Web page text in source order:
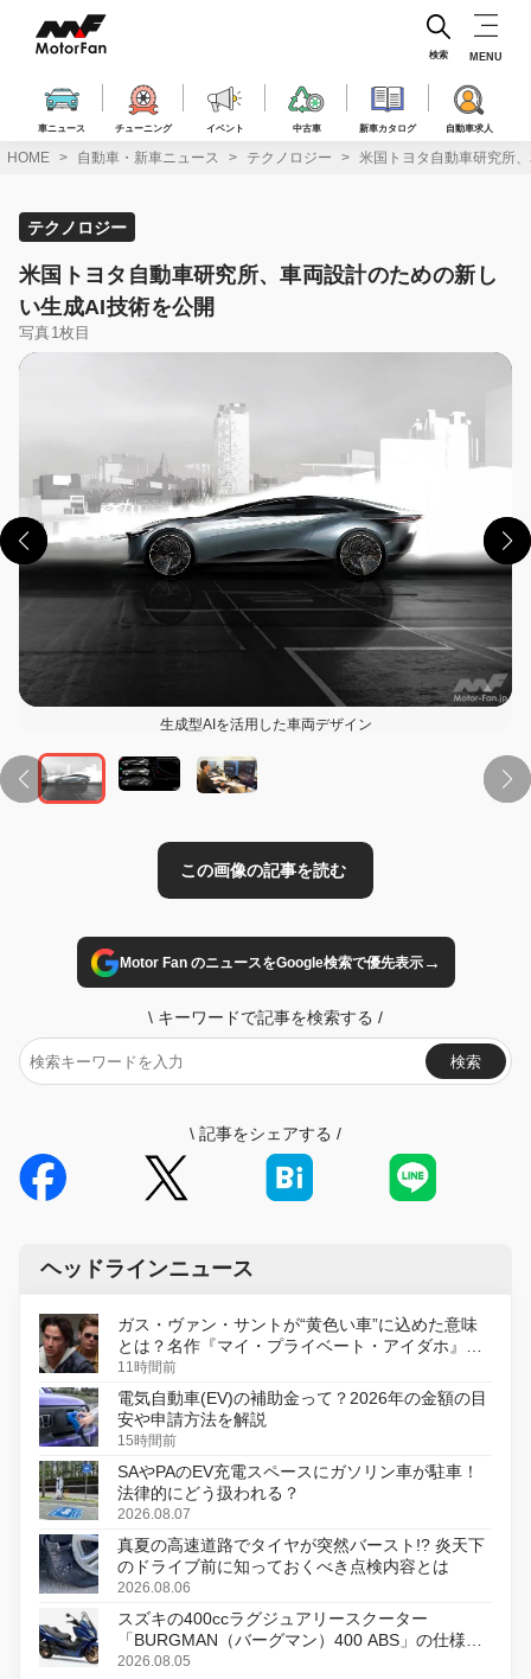
ス
車ニュース チューニング イベント 中古車 新車カタログ 自動車求人
検索 MENU
HOME 自動車・新車ニュース テクノロジー 米国トヨタ自動車研究所
テクノロジー
米国トヨタ自動車研究所、車両設計のための新し
い生成AI技術を公開
写真1枚目
生成型AIを活用した車両デザイン
この画像の記事を読む
Motor Fan のニュースをGoogle検索で優先表示→
\ キーワードで記事を検索する /
検索
\ 記事をシェアする /
ヘッドラインニュース
ガス・ヴァン・サントが“黄色い車”に込めた意味
とは？名作『マイ・プライベート・アイダホ』が
初のデジタルリマスター版で復活
11時間前
電気自動車(EV)の補助金って？2026年の金額の目
安や申請方法を解説
15時間前
SAやPAのEV充電スペースにガソリン車が駐車！
法律的にどう扱われる？
2026.08.07
真夏の高速道路でタイヤが突然バースト!? 炎天下
のドライブ前に知っておくべき点検内容とは
2026.08.06
スズキの400ccラグジュアリースクーター
「BURGMAN（バーグマン）400 ABS」の仕様を
変更し、8月18日に発売
2026.08.05